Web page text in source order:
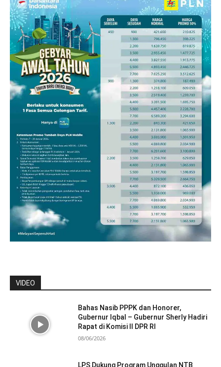
VIDEO
Bahas Nasib PPPK dan Honorer,
Gubernur Iqbal – Gubernur Sherly Hadiri
Rapat di Komisi II DPR RI
08/06/2026
LPS Dukung Program Unggulan NTB